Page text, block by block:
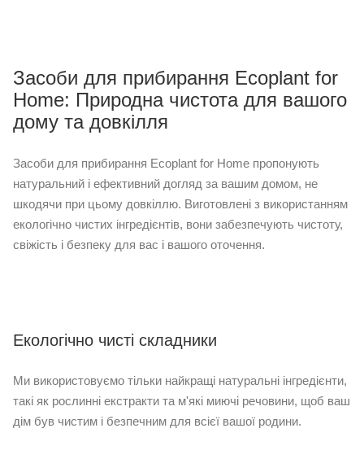
Засоби для прибирання Ecoplant for
Home: Природна чистота для вашого
дому та довкілля
Засоби для прибирання Ecoplant for Home пропонують
натуральний і ефективний догляд за вашим домом, не
шкодячи при цьому довкіллю. Виготовлені з використанням
екологічно чистих інгредієнтів, вони забезпечують чистоту,
свіжість і безпеку для вас і вашого оточення.
Екологічно чисті складники
Ми використовуємо тільки найкращі натуральні інгредієнти,
такі як рослинні екстракти та м'які миючі речовини, щоб ваш
дім був чистим і безпечним для всієї вашої родини.